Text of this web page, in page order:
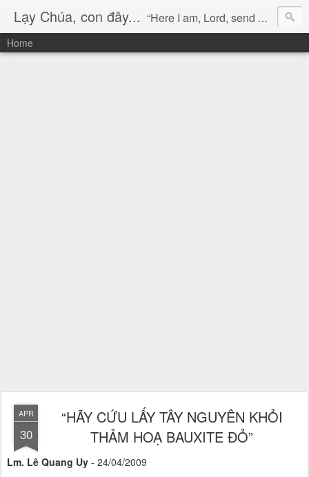
Lạy Chúa, con đây... “Here I am, Lord, send me!” (Isaiah 6:8)
Home
APR
30
“HÃY CỨU LẤY TÂY NGUYÊN KHỎI
THẢM HOẠ BAUXITE ĐỎ”
Lm. Lê Quang Uy - 24/04/2009